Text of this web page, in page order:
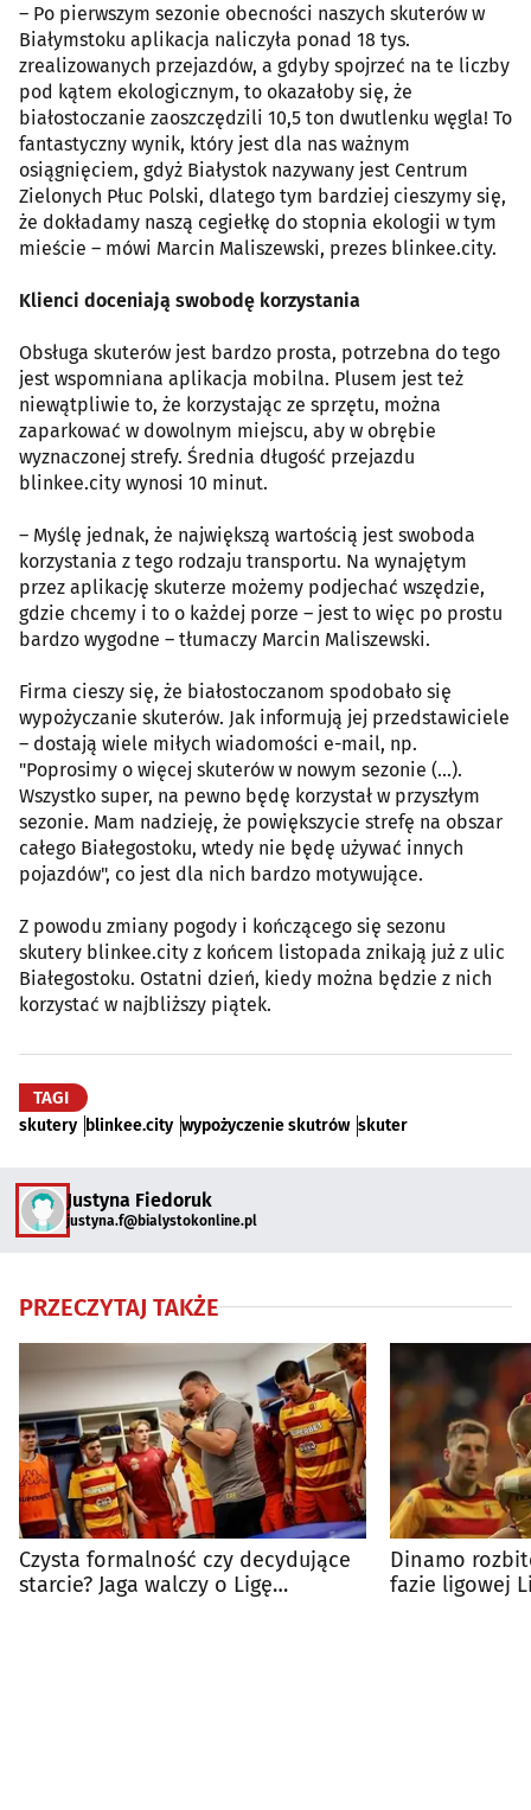
– Po pierwszym sezonie obecności naszych skuterów w
Białymstoku aplikacja naliczyła ponad 18 tys.
zrealizowanych przejazdów, a gdyby spojrzeć na te liczby
pod kątem ekologicznym, to okazałoby się, że
białostoczanie zaoszczędzili 10,5 ton dwutlenku węgla! To
fantastyczny wynik, który jest dla nas ważnym
osiągnięciem, gdyż Białystok nazywany jest Centrum
Zielonych Płuc Polski, dlatego tym bardziej cieszymy się,
że dokładamy naszą cegiełkę do stopnia ekologii w tym
mieście – mówi Marcin Maliszewski, prezes blinkee.city.
Klienci doceniają swobodę korzystania
Obsługa skuterów jest bardzo prosta, potrzebna do tego
jest wspomniana aplikacja mobilna. Plusem jest też
niewątpliwie to, że korzystając ze sprzętu, można
zaparkować w dowolnym miejscu, aby w obrębie
wyznaczonej strefy. Średnia długość przejazdu
blinkee.city wynosi 10 minut.
– Myślę jednak, że największą wartością jest swoboda
korzystania z tego rodzaju transportu. Na wynajętym
przez aplikację skuterze możemy podjechać wszędzie,
gdzie chcemy i to o każdej porze – jest to więc po prostu
bardzo wygodne – tłumaczy Marcin Maliszewski.
Firma cieszy się, że białostoczanom spodobało się
wypożyczanie skuterów. Jak informują jej przedstawiciele
– dostają wiele miłych wiadomości e-mail, np.
"Poprosimy o więcej skuterów w nowym sezonie (...).
Wszystko super, na pewno będę korzystał w przyszłym
sezonie. Mam nadzieję, że powiększycie strefę na obszar
całego Białegostoku, wtedy nie będę używać innych
pojazdów", co jest dla nich bardzo motywujące.
Z powodu zmiany pogody i kończącego się sezonu
skutery blinkee.city z końcem listopada znikają już z ulic
Białegostoku. Ostatni dzień, kiedy można będzie z nich
korzystać w najbliższy piątek.
TAGI
skutery blinkee.city wypożyczenie skutrów skuter
Justyna Fiedoruk
justyna.f@bialystokonline.pl
PRZECZYTAJ TAKŻE
Czysta formalność czy decydujące
starcie? Jaga walczy o Ligę
Dinamo
fazie ligowej